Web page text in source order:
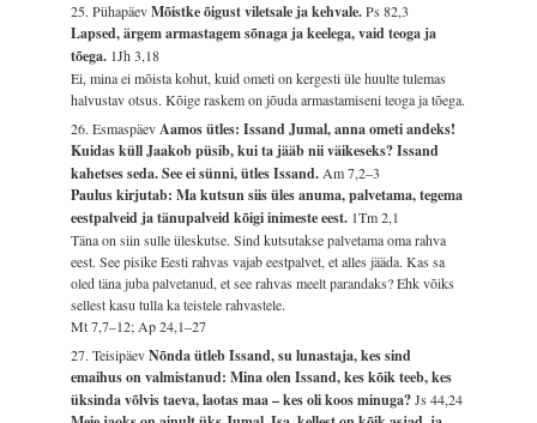
25. PühapäevMõistke õigust viletsale ja kehvale.Ps 82,3
Lapsed, ärgem armastagem sõnaga ja keelega, vaid teoga ja
tõega. 1Jh 3,18
Ei, mina ei mõista kohut, kuid ometi on kergesti üle huulte tulemas
halvustav otsus. Kõige raskem on jõuda armastamiseni teoga ja tõega.
26. Esmaspäev Aamos ütles: Issand Jumal, anna ometi andeks!
Kuidas küll Jaakob püsib, kui ta jääb nii väikeseks? Issand
kahetses seda. See ei sünni, ütles Issand.Am 7,2–3
Paulus kirjutab: Ma kutsun siis üles anuma, palvetama, tegema
eestpalveid ja tänupalveid kõigi inimeste eest. 1Tm 2,1
Täna on siin sulle üleskutse. Sind kutsutakse palvetama oma rahva
eest. See pisike Eesti rahvas vajab eestpalvet, et alles jääda. Kas sa
oled täna juba palvetanud, et see rahvas meelt parandaks? Ehk võiks
sellest kasu tulla ka teistele rahvastele.
Mt 7,7–12; Ap 24,1–27
27. TeisipäevNõnda ütleb Issand, su lunastaja, kes sind
emaihus on valmistanud: Mina olen Issand, kes kõik teeb, kes
üksinda võlvis taeva, laotas maa – kes oli koos minuga?Js 44,24